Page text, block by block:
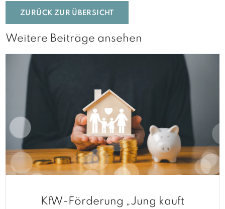
ZURÜCK ZUR ÜBERSICHT
Weitere Beiträge ansehen
KfW-Förderung „Jung kauft